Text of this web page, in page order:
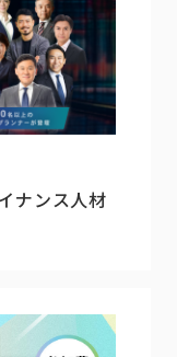
ナンス人材